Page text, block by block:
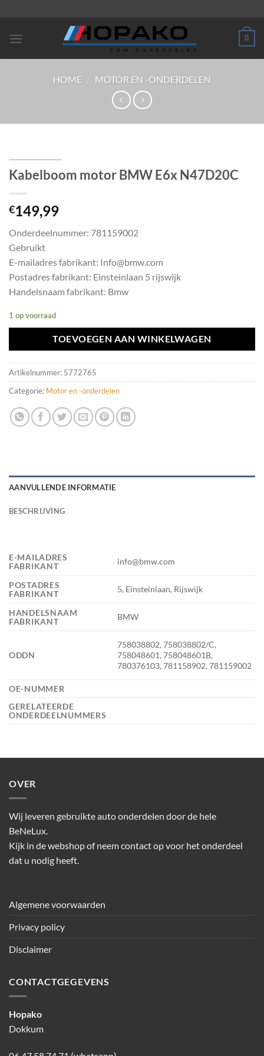
inhoud
0
HOME / MOTOR EN -ONDERDELEN
Kabelboom motor BMW E6x N47D20C
€149,99
Onderdeelnummer: 781159002
Gebruikt
E-mailadres fabrikant: Info@bmw.com
Postadres fabrikant: Einsteinlaan 5 rijswijk
Handelsnaam fabrikant: Bmw
1 op voorraad
TOEVOEGEN AAN WINKELWAGEN
Artikelnummer: 5772765
Categorie: Motor en -onderdelen
AANVULLENDE INFORMATIE
BESCHRIJVING
E-MAILADRES
FABRIKANT
info@bmw.com
POSTADRES
FABRIKANT
5, Einsteinlaan, Rijswijk
HANDELSNAAM
FABRIKANT
BMW
ODDN
758038802, 758038802/C,
758048601, 758048601B,
780376103, 781158902, 781159002
OE-NUMMER
GERELATEERDE
ONDERDEELNUMMERS
OVER
Wij leveren gebruikte auto onderdelen door de hele
BeNeLux.
Kijk in de webshop of neem contact op voor het onderdeel
dat u nodig heeft.
Algemene voorwaarden
Privacy policy
Disclaimer
CONTACTGEGEVENS
Hopako
Dokkum